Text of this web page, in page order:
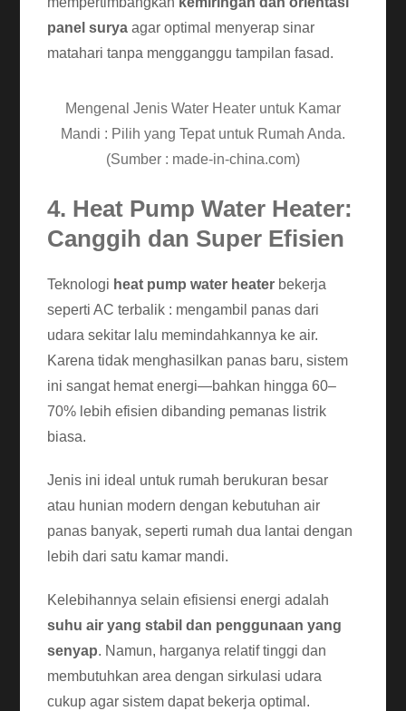
panel surya agar optimal menyerap sinar
matahari tanpa mengganggu tampilan fasad.
Mengenal Jenis Water Heater untuk Kamar
Mandi : Pilih yang Tepat untuk Rumah Anda.
(Sumber : made-in-china.com)
4. Heat Pump Water Heater:
Canggih dan Super Efisien
Teknologi heat pump water heater bekerja
seperti AC terbalik : mengambil panas dari
udara sekitar lalu memindahkannya ke air.
Karena tidak menghasilkan panas baru, sistem
ini sangat hemat energi—bahkan hingga 60–
70% lebih efisien dibanding pemanas listrik
biasa.
Jenis ini ideal untuk rumah berukuran besar
atau hunian modern dengan kebutuhan air
panas banyak, seperti rumah dua lantai dengan
lebih dari satu kamar mandi.
Kelebihannya selain efisiensi energi adalah
suhu air yang stabil dan penggunaan yang
senyap. Namun, harganya relatif tinggi dan
membutuhkan area dengan sirkulasi udara
cukup agar sistem dapat bekerja optimal.